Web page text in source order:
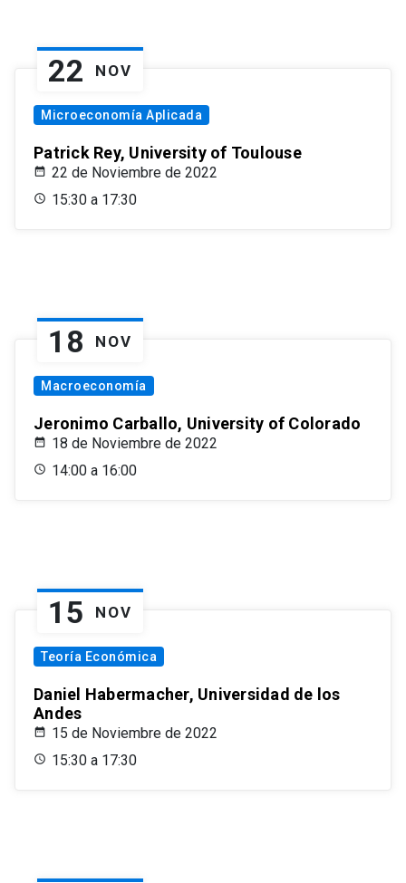
22 NOV
Microeconomía Aplicada
Patrick Rey, University of Toulouse
22 de Noviembre de 2022
15:30 a 17:30
18 NOV
Macroeconomía
Jeronimo Carballo, University of Colorado
18 de Noviembre de 2022
14:00 a 16:00
15 NOV
Teoría Económica
Daniel Habermacher, Universidad de los
Andes
15 de Noviembre de 2022
15:30 a 17:30